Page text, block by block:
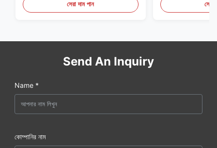
সেরা দাম পান সেরা
Send An Inquiry
Name *
কোম্পানির নাম